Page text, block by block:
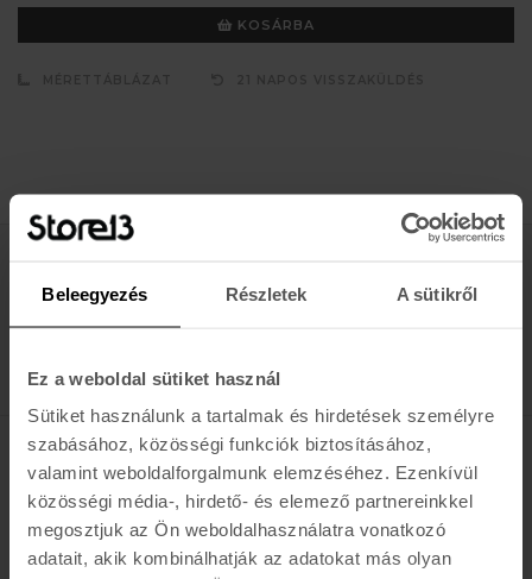
Beleegyezés Részletek A sütikről
Ez a weboldal sütiket használ
Sütiket használunk a tartalmak és hirdetések személyre
szabásához, közösségi funkciók biztosításához,
valamint weboldalforgalmunk elemzéséhez. Ezenkívül
közösségi média-, hirdető- és elemező partnereinkkel
megosztjuk az Ön weboldalhasználatra vonatkozó
adatait, akik kombinálhatják az adatokat más olyan
KOSÁRBA
Értesülj az újdonságokról, akciókról
E-MAIL
K A R O L I N A 17 / B
Hétfő - Péntek: 11:00 - 19:00
Szombat: 10:00 - 19:00
Vasárnap: ZÁRVA